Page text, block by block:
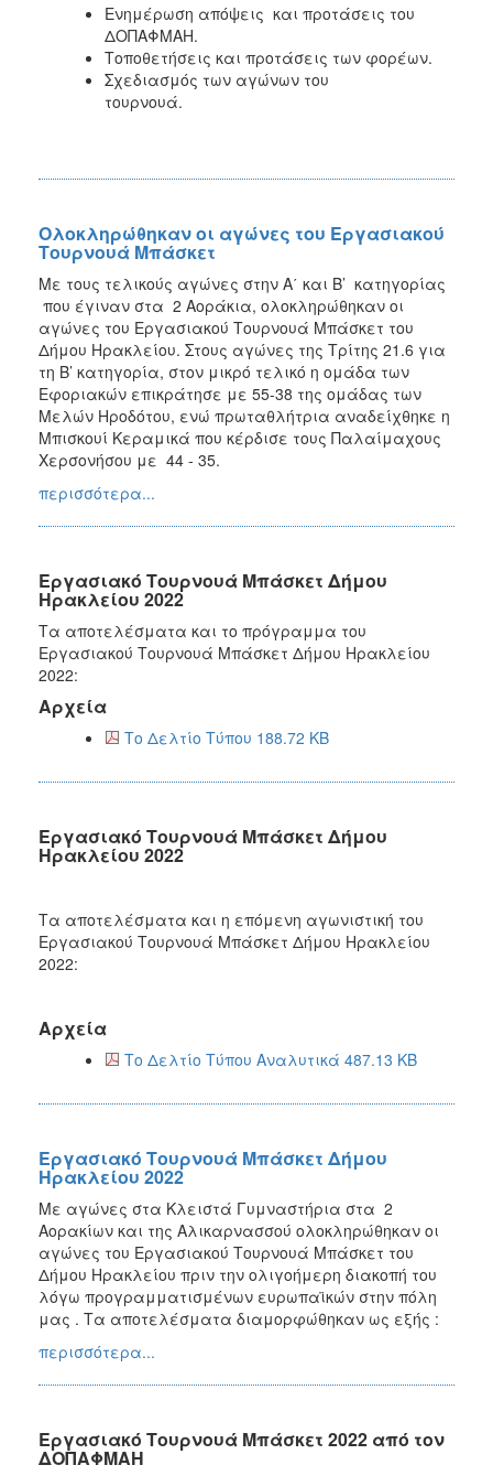
Ενημέρωση απόψεις και προτάσεις του
ΔΟΠΑΦΜΑΗ.
Τοποθετήσεις και προτάσεις των φορέων.
Σχεδιασμός των αγώνων του
τουρνουά.
Ολοκληρώθηκαν οι αγώνες του Εργασιακού
Τουρνουά Μπάσκετ
Με τους τελικούς αγώνες στην Α΄ και Β’ κατηγορίας
που έγιναν στα 2 Αοράκια, ολοκληρώθηκαν οι
αγώνες του Εργασιακού Τουρνουά Μπάσκετ του
Δήμου Ηρακλείου. Στους αγώνες της Τρίτης 21.6 για
τη Β’ κατηγορία, στον μικρό τελικό η ομάδα των
Εφοριακών επικράτησε με 55-38 της ομάδας των
Μελών Ηροδότου, ενώ πρωταθλήτρια αναδείχθηκε η
Μπισκουί Κεραμικά που κέρδισε τους Παλαίμαχους
Χερσονήσου με 44 - 35.
περισσότερα...
Εργασιακό Τουρνουά Μπάσκετ Δήμου
Ηρακλείου 2022
Τα αποτελέσματα και το πρόγραμμα του
Εργασιακού Τουρνουά Μπάσκετ Δήμου Ηρακλείου
2022:
Αρχεία
Το Δελτίο Τύπου 188.72 KB
Εργασιακό Τουρνουά Μπάσκετ Δήμου
Ηρακλείου 2022
Τα αποτελέσματα και η επόμενη αγωνιστική του
Εργασιακού Τουρνουά Μπάσκετ Δήμου Ηρακλείου
2022:
Αρχεία
Το Δελτίο Τύπου Αναλυτικά 487.13 KB
Εργασιακό Τουρνουά Μπάσκετ Δήμου
Ηρακλείου 2022
Με αγώνες στα Κλειστά Γυμναστήρια στα 2
Αορακίων και της Αλικαρνασσού ολοκληρώθηκαν οι
αγώνες του Εργασιακού Τουρνουά Μπάσκετ του
Δήμου Ηρακλείου πριν την ολιγοήμερη διακοπή του
λόγω προγραμματισμένων ευρωπαϊκών στην πόλη
μας . Τα αποτελέσματα διαμορφώθηκαν ως εξής :
περισσότερα...
Εργασιακό Τουρνουά Μπάσκετ 2022 από τον
ΔΟΠΑΦΜΑΗ